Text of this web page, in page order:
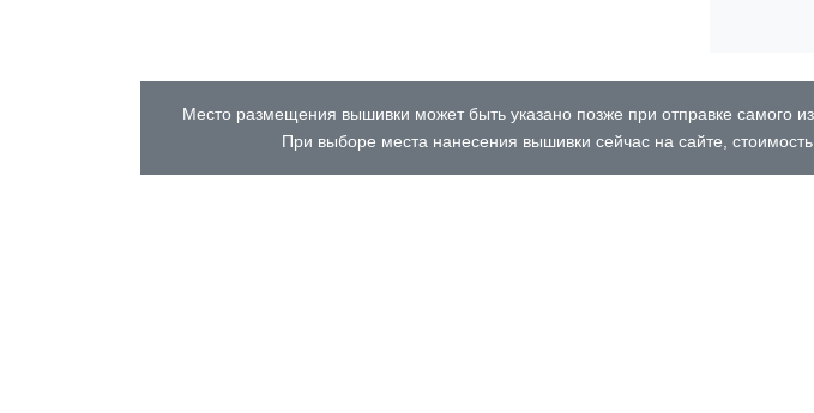
Место размещения вышивки может быть указано позже при отправке самого
При выборе места нанесения вышивки сейчас на сайте,